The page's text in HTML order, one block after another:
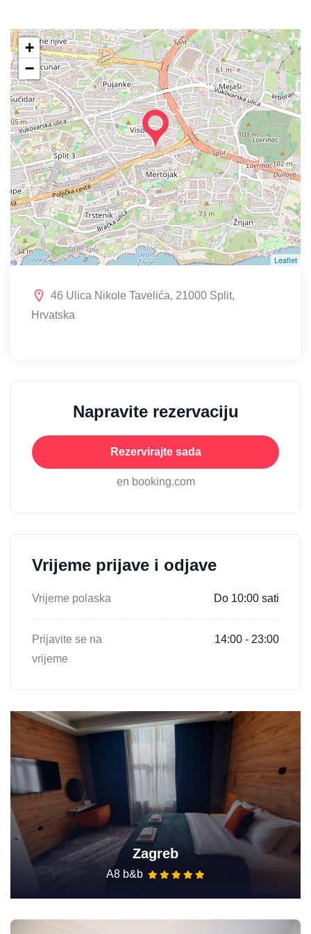
+
−
Leaflet
46 Ulica Nikole Tavelića, 21000 Split,
Hrvatska
Napravite rezervaciju
Rezervirajte sada
en booking.com
Vrijeme prijave i odjave
Vrijeme polaska Do 10:00 sati
Prijavite se na
vrijeme
14:00 - 23:00
Zagreb
A8 b&b